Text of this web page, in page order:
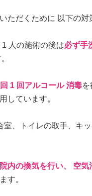
ただくために 以下の対
1 ⼈の施術の後は必ず⼿
1 回アルコール 消毒
しています。
室、トイレの取手、キ
内の換気を⾏い、 空
す。